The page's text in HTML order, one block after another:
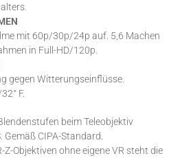
mit 60p/30p/24p auf. 5,6 Machen
in Full-HD/120p.
gegen Witterungseinflüsse.
F.
beim Teleobjektiv
CIPA-Standard.
Z-Objektiven ohne eigene VR steht die